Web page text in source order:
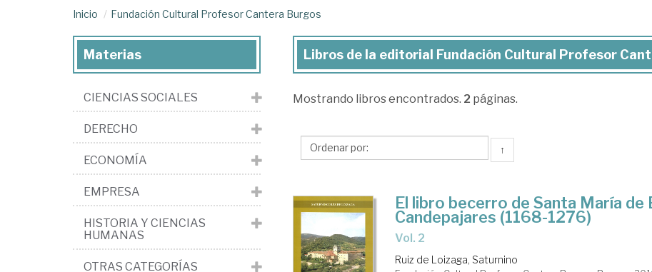
Inicio Fundación Cultural Profesor Cantera Burgos
Libros
la
Fundación
Profesor
Cantera
Burgos
Libros de la editorial Fundación Cultural Profesor
Mostrando libros encontrados. 2 páginas.
↑
El libro becerro de Santa María de
Candepajares (1168-1276)
Vol. 2
Ruiz de Loizaga, Saturnino
Materias
CIENCIAS SOCIALES
DERECHO
ECONOMÍA
EMPRESA
HISTORIA Y CIENCIAS
HUMANAS
OTRAS CATEGORÍAS